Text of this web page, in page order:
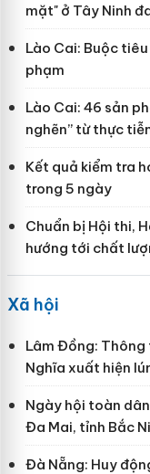
mặt" ở Tây Ninh
Lào Cai: Buộc
phạm
Lào Cai: 46 sản
nghẽn” từ thực
Kết quả kiểm tra
trong 5 ngày
Chuẩn bị Hội thi,
hướng tới chất
Xã hội
Lâm Đồng:
Nghĩa xuất hiện
Ngày hội toàn
Đa Mai, tỉnh Bắc
Đà Nẵng: Huy